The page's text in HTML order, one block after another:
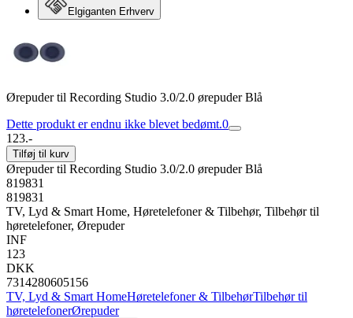
Elgiganten Erhverv
Ørepuder til Recording Studio 3.0/2.0 ørepuder Blå
Dette produkt er endnu ikke blevet bedømt.0
123.-
Tilføj til kurv
Ørepuder til Recording Studio 3.0/2.0 ørepuder Blå
819831
819831
TV, Lyd & Smart Home, Høretelefoner & Tilbehør, Tilbehør til
høretelefoner, Ørepuder
INF
123
DKK
7314280605156
TV, Lyd & Smart HomeHøretelefoner & TilbehørTilbehør til
høretelefonerØrepuder